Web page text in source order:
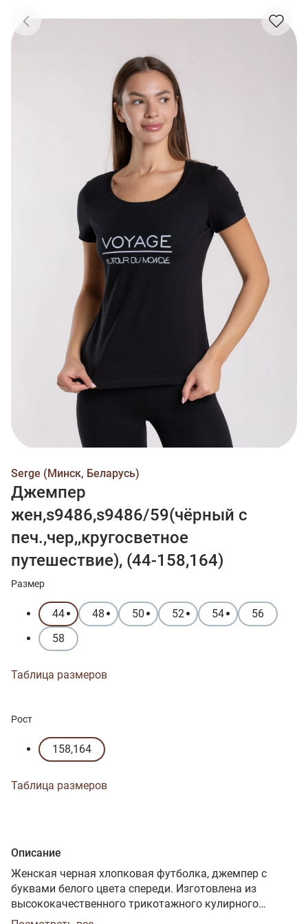
Serge (Минск, Беларусь)
Джемпер
жен,s9486,s9486/59(чёрный с
печ.,чер,,кругосветное
путешествие), (44-158,164)
Размер
44 48 50 52 54
56
58
Таблица размеров
Рост
158,164
Таблица размеров
Описание
Женская черная хлопковая футболка, джемпер с
буквами белого цвета спереди. Изготовлена из
высококачественного трикотажного кулирного
полотна пенье. Модель прилегающего силуэта, с